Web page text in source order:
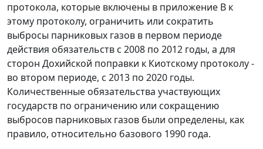
протокола, которые включены в приложение В к
этому протоколу, ограничить или сократить
выбросы парниковых газов в первом периоде
действия обязательств с 2008 по 2012 годы, а для
сторон Дохийской поправки к Киотскому протоколу -
во втором периоде, с 2013 по 2020 годы.
Количественные обязательства участвующих
государств по ограничению или сокращению
выбросов парниковых газов были определены, как
правило, относительно базового 1990 года.